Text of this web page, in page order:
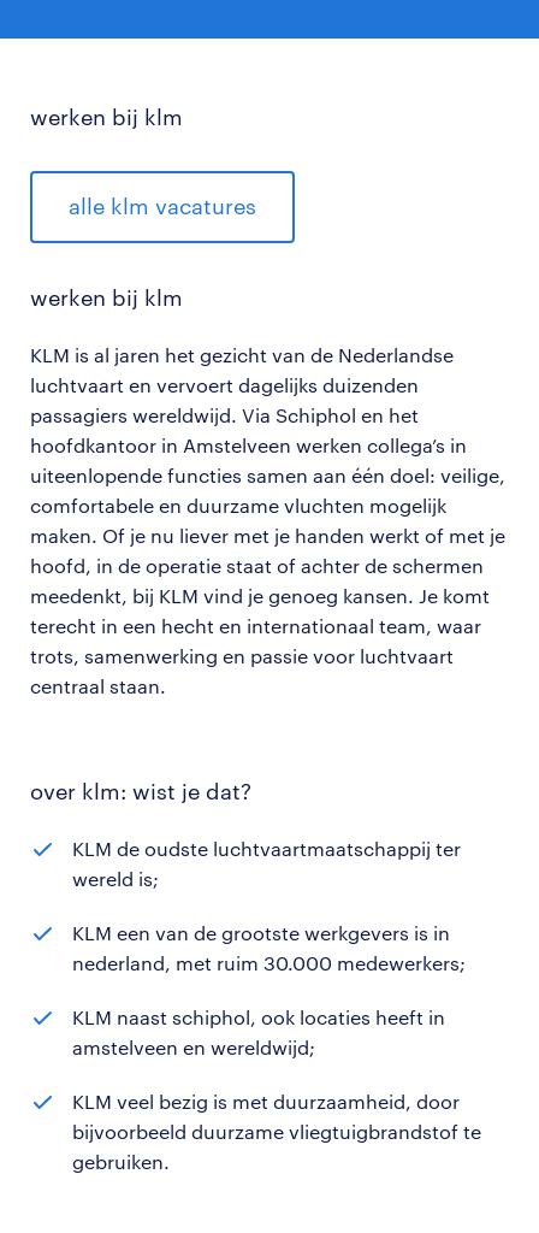
werken bij klm
alle klm vacatures
werken bij klm
KLM is al jaren het gezicht van de Nederlandse
luchtvaart en vervoert dagelijks duizenden
passagiers wereldwijd. Via Schiphol en het
hoofdkantoor in Amstelveen werken collega’s in
uiteenlopende functies samen aan één doel: veilige,
comfortabele en duurzame vluchten mogelijk
maken. Of je nu liever met je handen werkt of met je
hoofd, in de operatie staat of achter de schermen
meedenkt, bij KLM vind je genoeg kansen. Je komt
terecht in een hecht en internationaal team, waar
trots, samenwerking en passie voor luchtvaart
centraal staan.
over klm: wist je dat?
KLM de oudste luchtvaartmaatschappij ter
wereld is;
KLM een van de grootste werkgevers is in
nederland, met ruim 30.000 medewerkers;
KLM naast schiphol, ook locaties heeft in
amstelveen en wereldwijd;
KLM veel bezig is met duurzaamheid, door
bijvoorbeeld duurzame vliegtuigbrandstof te
gebruiken.